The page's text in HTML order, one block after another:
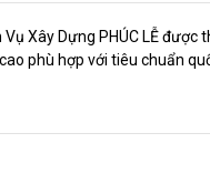
Xây Dựng PHÚC LỄ
phù hợp với tiêu chuẩn
Với Vòi Sen Đổi
và thú vị hơn khi tắm trong